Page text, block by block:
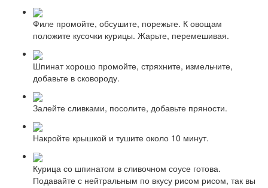
Филе промойте, обсушите, порежьте. К овощам
положите кусочки курицы. Жарьте, перемешивая.
Шпинат хорошо промойте, стряхните, измельчите,
добавьте в сковороду.
Залейте сливками, посолите, добавьте пряности.
Накройте крышкой и тушите около 10 минут.
Курица со шпинатом в сливочном соусе готова.
Подавайте с нейтральным по вкусу рисом рисом, так вы